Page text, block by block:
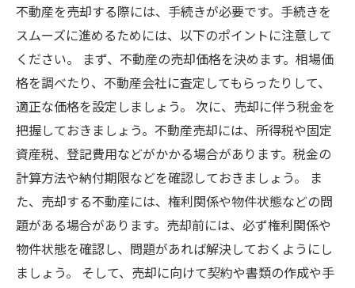
不動産を売却する際には、手続きが必要です。手続きを
スムーズに進めるためには、以下のポイントに注意して
ください。 まず、不動産の売却価格を決めます。相場価
格を調べたり、不動産会社に査定してもらったりして、
適正な価格を設定しましょう。 次に、売却に伴う税金を
把握しておきましょう。不動産売却には、所得税や固定
資産税、登記費用などがかかる場合があります。税金の
計算方法や納付期限などを確認しておきましょう。 ま
た、売却する不動産には、権利関係や物件状態などの問
題がある場合があります。売却前には、必ず権利関係や
物件状態を確認し、問題があれば解決しておくようにし
ましょう。 そして、売却に向けて契約や書類の作成や手